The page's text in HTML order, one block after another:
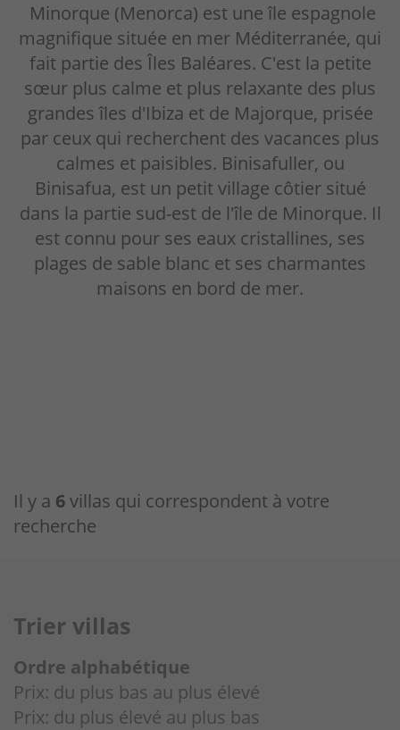
Inspiration
Villas
Minorque
Offres
Pourquoi nous?
Propriétaires
Minorque (Menorca) est une île espagnole
magnifique située en mer Méditerranée, qui
fait partie des Îles Baléares. C'est la petite
sœur plus calme et plus relaxante des plus
grandes îles d'Ibiza et de Majorque, prisée
par ceux qui recherchent des vacances plus
calmes et paisibles. Binisafuller, ou
Binisafua, est un petit village côtier situé
dans la partie sud-est de l'île de Minorque. Il
est connu pour ses eaux cristallines, ses
plages de sable blanc et ses charmantes
maisons en bord de mer.
Il y a 6villas qui correspondent à votre
recherche
Trier villas
Ordre alphabétique
Prix: du plus bas au plus élevé
Prix: du plus élevé au plus bas